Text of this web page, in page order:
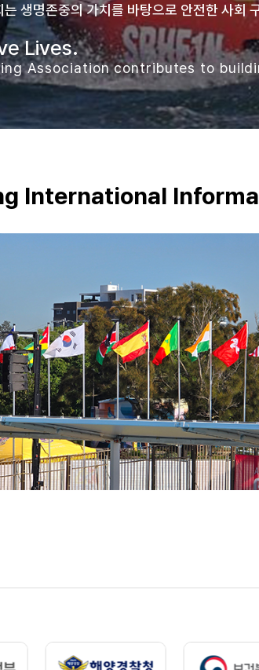
생명존중의 가치를 바탕으로 안전한 사회
Lives.
Association contributes to
International